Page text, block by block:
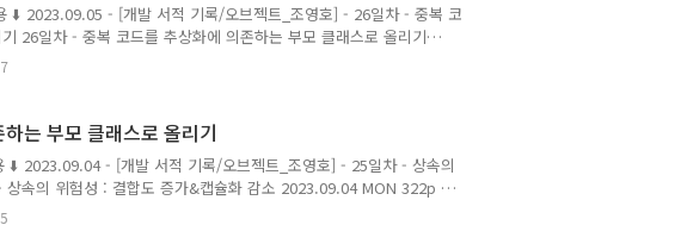
⬇️ 2023.09.05 - [개발 서적 기록/오브젝트_조영호] - 26일차 - 중복 코
26일차 - 중복 코드를 추상화에 의존하는 부모 클래스로 올리기
2023.09.04 - [개발 서적 기록/오브젝트_조영호] - 25일차 - 상속의
상속의 위험성 : 결합도 증가&캡슐화 감소 2023.09.04 magenta-
확장성을 가..
는 부모 클래스로 올리기
2023.09.04 - [개발 서적 기록/오브젝트_조영호] - 25일차 - 상속의
속의 위험성 : 결합도 증가&캡슐화 감소 2023.09.04 MON 322p ~
기록/오브젝트_조영호] - 24일차 - DIP와 중복 코드 제거하기 24일
300p ~ 322p 23일차 내용 ⬇️ 2023. magenta-